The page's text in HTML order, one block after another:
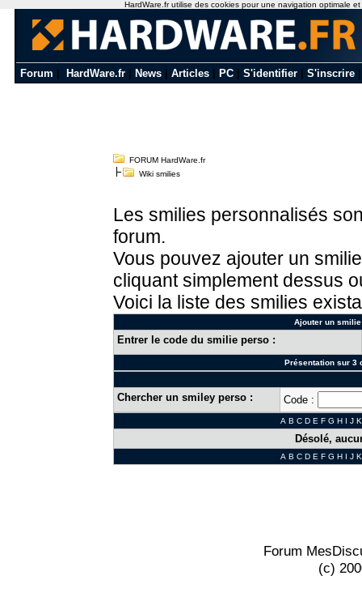
Forum HardWare.fr News Articles PC S'identifier S'inscrire
FORUM HardWare.fr
Wiki smilies
Les smilies personnalisés
forum.
Vous pouvez ajouter un
cliquant simplement dessus
Voici la liste des smilies
Ajouter un
Entrer le code du smilie perso :
Présentation sur 3
Chercher un smiley perso : Code :
A B C D E F G H I J K
Désolé,
A B C D E F G H I J K
Forum
(c)
HardWare.fr utilise des cookies pour une navigation optimale